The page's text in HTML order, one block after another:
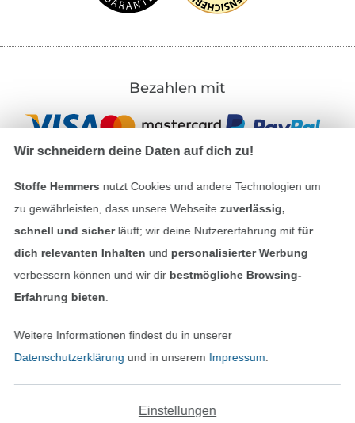
Bezahlen mit
Unsere Versandpartner
AGB
In den deutschen Shop wechseln (aktuell
Wir schneidern deine Daten auf dich zu!
Stoffe Hemmers nutzt Cookies und andere Technologien um
zu gewährleisten, dass unsere Webseite zuverlässig,
schnell und sicherläuft; wir deine Nutzererfahrung mitfür
dich relevanten Inhalten und personalisierter Werbung
verbessern können und wir dir bestmögliche Browsing-
Erfahrung bieten
Weitere Informationen findest du in unserer
Datenschutzerklärung und in unserem Impressum
Einstellungen